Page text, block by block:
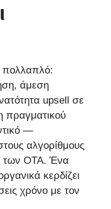
πολλαπλό:
άμεση
upsell σε
πραγματικού
—
αλγορίθμους
των OTA. Ένα
κερδίζει
χρόνο με τον